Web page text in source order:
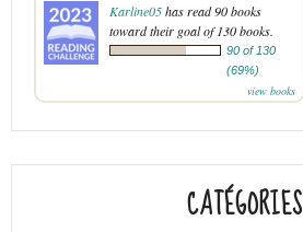
Karline05has read 90 books
toward their goal of 130 books.
90 of 130
(69%)
view books
CATÉGORIES